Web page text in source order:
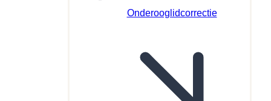
Onderooglidcorrectie